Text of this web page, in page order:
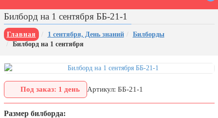
августа)
12 августа, День ВВС
22 августа, День Государственного
День шахтера (последнее
воскресенье августа)
1 сентября, День знаний
3 сентября, День солидарности в
Билборд на 1 сентября ББ-21-1
Главная 1 сентября, День знаний
Билборды
Билборд на 1 сентября
Под заказ: 1 день Артикул: ББ-21-1
Размер билборда: